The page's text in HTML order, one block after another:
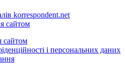
korrespondent.net
сайтом
сайтом
і персональних даних